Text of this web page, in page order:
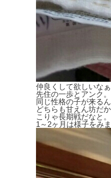
仲良くして欲しいなぁ
先住の一歩とアンク。
同じ性格の子が来るん
どちらも甘えん坊だ
こりゃ長期戦だなと。
1～2ヶ月は様子をみ